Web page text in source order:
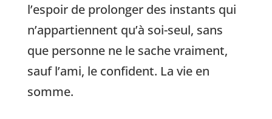
l’espoir de prolonger des instants qui
n’appartiennent qu’à soi-seul, sans
que personne ne le sache vraiment,
sauf l’ami, le confident. La vie en
somme.